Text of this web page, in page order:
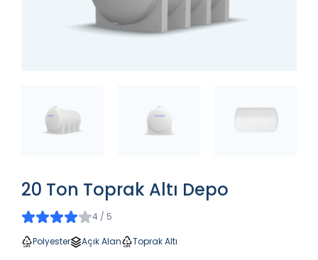
20 Ton Toprak Altı Depo
4 / 5
Polyester Açık Alan Toprak Altı